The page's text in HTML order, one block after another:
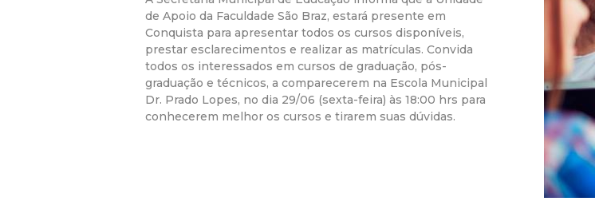
r
a
M
de Apoio da Faculdade São Braz, estará presente em
Conquista para apresentar todos os cursos disponíveis,
prestar esclarecimentos e realizar as matrículas. Convida
todos os interessados em cursos de graduação, pós-
graduação e técnicos, a comparecerem na Escola Municipal
Dr. Prado Lopes, no dia 29/06 (sexta-feira) às 18:00 hrs para
conhecerem melhor os cursos e tirarem suas dúvidas.